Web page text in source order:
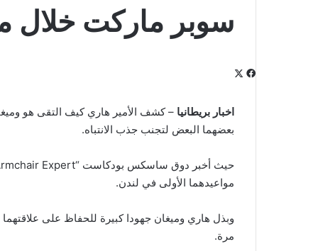
سوبر ماركت خلال
فيسبوك
اخبار بريطانيا – كشف الأمير هاري كيف التقى هو
بعضهما البعض لتجنب جذب الانتباه.
مواعيدهما الأولى في لندن.
مرة.